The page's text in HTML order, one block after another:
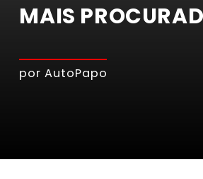
MAIS
por AutoPapo